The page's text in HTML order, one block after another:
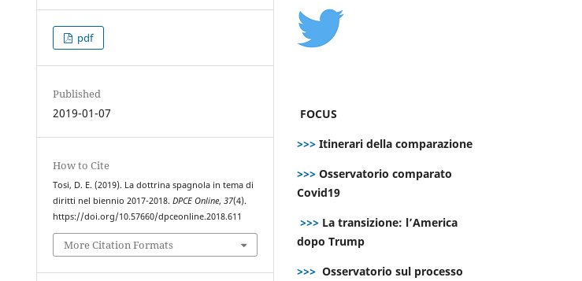
pdf
Published
2019-01-07
How to Cite
Tosi, D. E. (2019). La dottrina spagnola in tema di
diritti nel biennio 2017-2018.DPCE Online,37(4).
https://doi.org/10.57660/dpceonline.2018.611
More Citation Formats
FOCUS
>>> Itinerari della comparazione
>>> Osservatorio comparato
Covid19
>>> La transizione: l’America
dopo Trump
>>> Osservatorio sul processo